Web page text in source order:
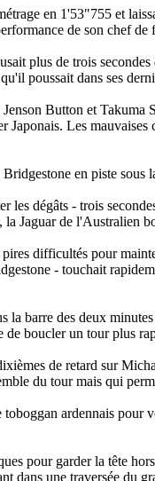
en 1'53"755 et
de son chef
plus de trois
poussait dans ses
Button et Takuma
Japonais. Les
en piste
dégâts - trois
la Jaguar de l'Australien
difficultés pour
- touchait
la barre des deux
boucler un tour plus
de retard sur
du tour mais qui
ardennais
pour garder la tête
dans une traversée du